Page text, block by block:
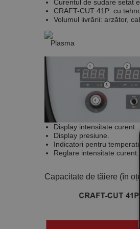
Curentul de sudare setat
CRAFT-CUT 41P: cu
Volumul livrării: arzător,
Plasma
Display intensitate curent.
Display presiune.
Indicatori pentru
Reglare intensitate curent.
Capacitate de tăiere (în